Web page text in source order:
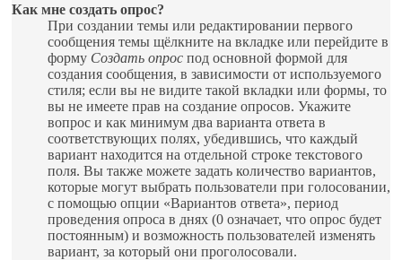
Как мне создать опрос?
При создании темы или редактировании первого
сообщения темы щёлкните на вкладке или перейдите в
форму Создать опрос под основной формой для
создания сообщения, в зависимости от используемого
стиля; если вы не видите такой вкладки или формы, то
вы не имеете прав на создание опросов. Укажите
вопрос и как минимум два варианта ответа в
соответствующих полях, убедившись, что каждый
вариант находится на отдельной строке текстового
поля. Вы также можете задать количество вариантов,
которые могут выбрать пользователи при голосовании,
с помощью опции «Вариантов ответа», период
проведения опроса в днях (0 означает, что опрос будет
постоянным) и возможность пользователей изменять
вариант, за который они проголосовали.